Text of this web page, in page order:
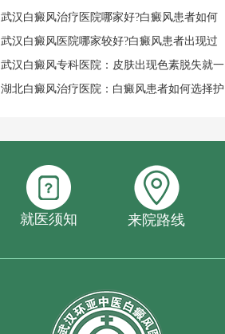
武汉白癜风治疗医院哪家好?白癜风患者如何
武汉白癜风医院哪家较好?白癜风患者出现过
武汉白癜风专科医院：皮肤出现色素脱失就一
湖北白癜风治疗医院：白癜风患者如何选择护
就医须知 来院路线